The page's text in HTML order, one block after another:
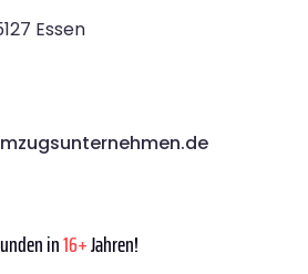
Essen
in16+Jahren!